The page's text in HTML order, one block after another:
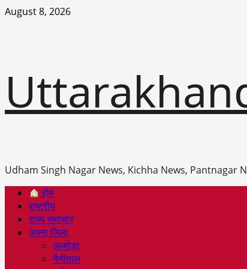
Skip
August 8, 2026
Udham Singh Nagar News, Kichha News, Pantnagar
Primary
Menu
होम
राष्ट्रीय
राज्य समाचार
अपना जिला
अल्मोड़ा
नैनीताल